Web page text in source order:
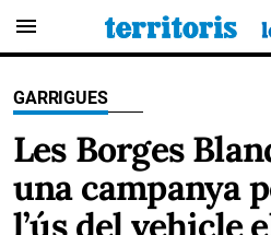
menu
GARRIGUES
Les Borges
una campanya
l’ús del vehicle